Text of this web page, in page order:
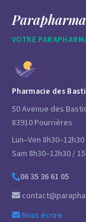
VOTRE
Pharmacie des
50 Avenue des
83910 Pourrières
Lun–Ven
Sam 8h30–12h30 /
06 35 36 61 05
Nous écrire